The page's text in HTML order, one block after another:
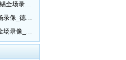
2024年4月20日海登海姆vsRB莱比锡全场录像_德甲第30轮
2024年4月20日霍芬海姆vs门兴全场录像_德甲第30轮
2024年4月20日科隆vs达姆施塔特全场录像_德甲第30轮